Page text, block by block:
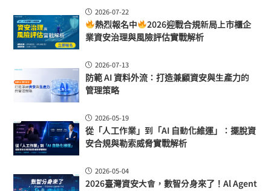
2026-07-22
熱烈報名中
2026迎戰合規新局上市櫃企
業資安治理與風險評估實戰解析
2026-07-13
防範 AI 資料外流：打造兼顧資安與生產力的
管理策略
2026-05-19
從「人工作業」到「AI 自動化維運」：擺脫資
安合規與勒索威脅實戰解析
2026-05-04
2026臺灣資安大會，數智分身來了！Al Agent